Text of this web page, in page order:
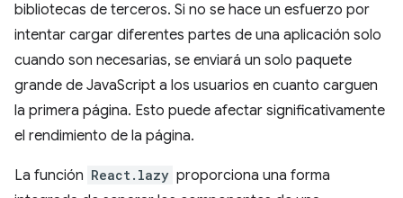
bibliotecas de terceros. Si no se hace un esfuerzo por
intentar cargar diferentes partes de una aplicación solo
cuando son necesarias, se enviará un solo paquete
grande de JavaScript a los usuarios en cuanto carguen
la primera página. Esto puede afectar significativamente
el rendimiento de la página.
La función React.lazy proporciona una forma